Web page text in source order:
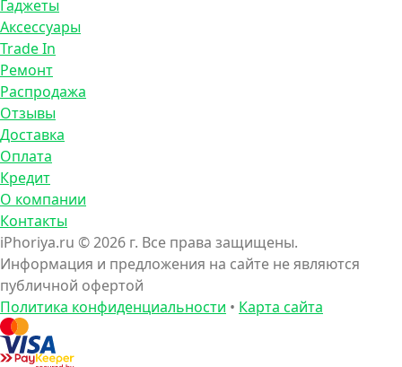
Гаджеты
Аксессуары
Trade In
Ремонт
Распродажа
Отзывы
Доставка
Оплата
Кредит
О компании
Контакты
iPhoriya.ru © 2026 г. Все права защищены.
Информация и предложения на сайте не являются
публичной офертой
Политика конфиденциальности • Карта сайта